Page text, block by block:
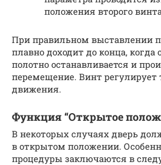
положения второго
При правильном выставлении
плавно доходит до конца, когда
полотно останавливается и
перемещение. Винт регулирует
движения.
Функция “Открытое
В некоторых случаях дверь
в открытом положении.
процедуры заключаются в